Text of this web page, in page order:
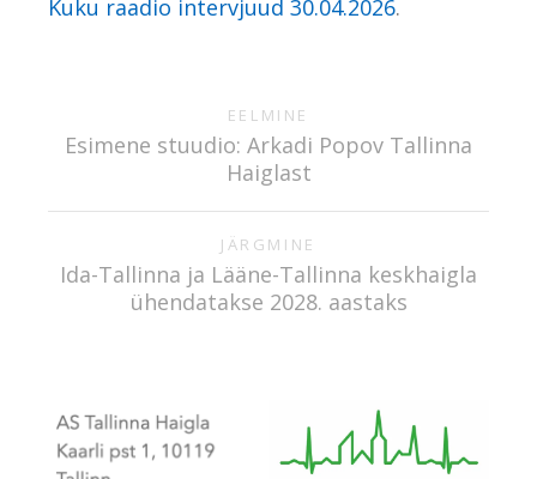
Kuku raadio intervjuud 30.04.2026.
EELMINE
Esimene stuudio: Arkadi Popov Tallinna
Haiglast
JÄRGMINE
Ida-Tallinna ja Lääne-Tallinna keskhaigla
ühendatakse 2028. aastaks